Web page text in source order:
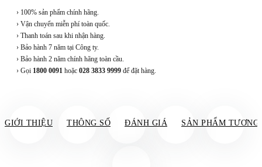
› 100% sản phẩm chính hãng.
› Vận chuyển miễn phí toàn quốc.
› Thanh toán sau khi nhận hàng.
› Bảo hành 7 năm tại Công ty.
› Bảo hành 2 năm chính hãng toàn cầu.
› Gọi 1800 0091 hoặc 028 3833 9999 để đặt hàng.
GIỚI THIỆU THÔNG SỐ ĐÁNH GIÁ SẢN PHẨM TƯƠNG